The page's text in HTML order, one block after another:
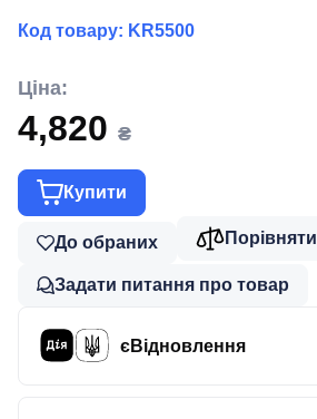
Код товару: KR5500
Ціна:
4,820 ₴
Купити
До обраних Порівняти
Задати питання про товар
єВідновлення